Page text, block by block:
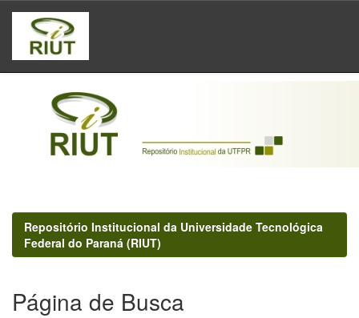
Skip
navigation
Repositório Institucional da Universidade Tecnológica
Federal do Paraná (RIUT)
Página de Busca